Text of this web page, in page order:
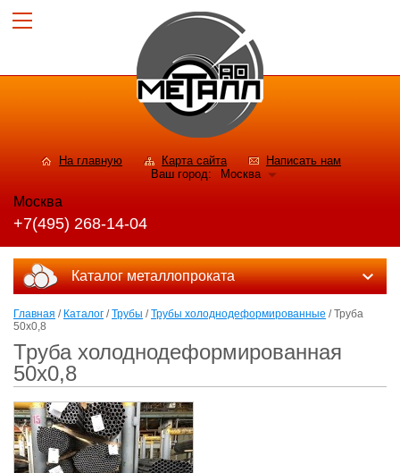
На главную Карта сайта
Написать нам
Ваш город:
Москва
Москва
+7(495) 268-14-04
Каталог металлопроката
Главная / Каталог /Трубы /Трубы холоднодеформированные / Труба
50x0,8
Труба холоднодеформированная
50x0,8